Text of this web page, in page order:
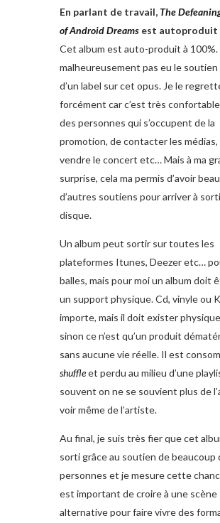
En parlant de travail,The
of Android Dreams est autoproduit
Cet album est auto-produit à 100%.
malheureusement pas eu le
d’un label sur cet opus. Je le
forcément car c’est très confortable
des personnes qui s’occupent de la
promotion, de contacter les médias,
vendre le concert etc… Mais à ma
surprise, cela ma permis d’avoir
d’autres soutiens pour arriver à
disque.
Un album peut sortir sur toutes les
plateformes Itunes, Deezer etc…
balles, mais pour moi un album doit
un support physique. Cd, vinyle ou
importe, mais il doit exister
sinon ce n’est qu’un produit
sans aucune vie réelle. Il est
shuffleet perdu au milieu d’une
souvent on ne se souvient plus de
voir même de l’artiste.
Au final, je suis très fier que cet
sorti grâce au soutien de beaucoup
personnes et je mesure cette
est important de croire à une scène
alternative pour faire vivre des